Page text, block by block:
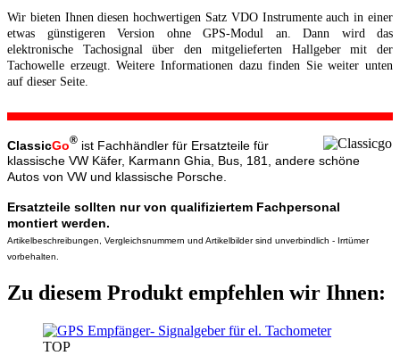
Wir bieten Ihnen diesen hochwertigen Satz VDO Instrumente auch in einer
etwas günstigeren Version ohne GPS-Modul an. Dann wird das
elektronische Tachosignal über den mitgelieferten Hallgeber mit der
Tachowelle erzeugt. Weitere Informationen dazu finden Sie weiter unten
auf dieser Seite.
ClassicGo® ist Fachhändler für Ersatzteile für
klassische VW Käfer, Karmann Ghia, Bus, 181, andere schöne
Autos von VW und klassische Porsche.
Ersatzteile sollten nur von qualifiziertem Fachpersonal
montiert werden.
Artikelbeschreibungen, Vergleichsnummern und Artikelbilder sind unverbindlich - Irrtümer
vorbehalten.
Zu diesem Produkt empfehlen wir Ihnen:
TOP